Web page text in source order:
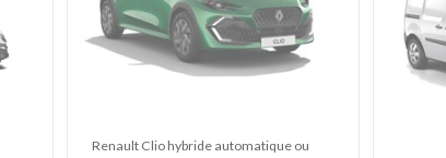
Renault Clio hybride automatique ou